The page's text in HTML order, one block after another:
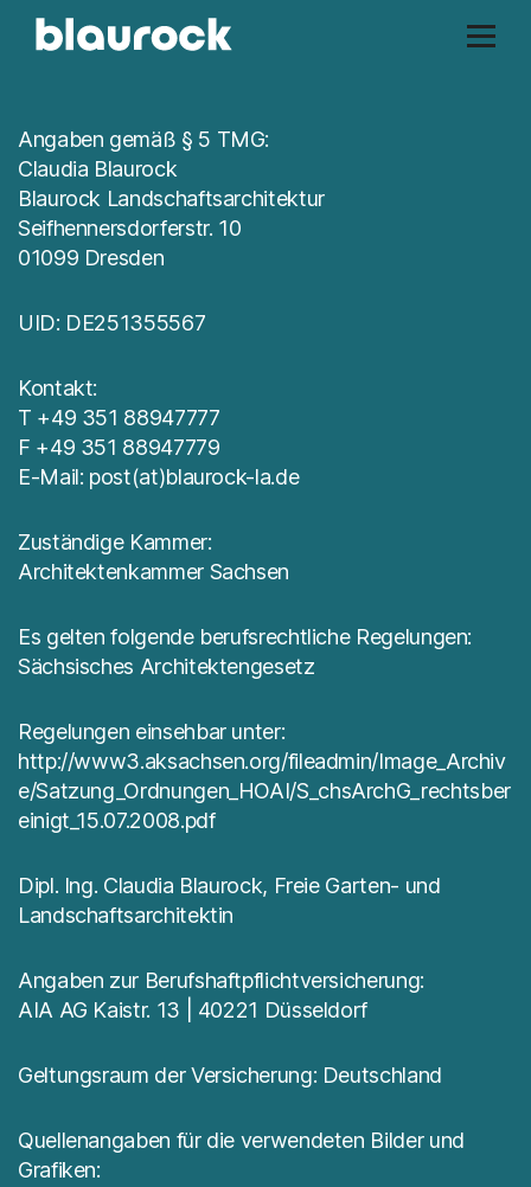
Angaben gemäß § 5 TMG:
Claudia Blaurock
Blaurock Landschaftsarchitektur
Seifhennersdorferstr. 10
01099 Dresden
UID: DE251355567
Kontakt:
T +49 351 88947777
F +49 351 88947779
E-Mail: post(at)blaurock-la.de
Zuständige Kammer:
Architektenkammer Sachsen
Es gelten folgende berufsrechtliche Regelungen:
Sächsisches Architektengesetz
Regelungen einsehbar unter:
http://www3.aksachsen.org/fileadmin/Image_Archiv
e/Satzung_Ordnungen_HOAI/S_chsArchG_rechtsber
einigt_15.07.2008.pdf
Dipl. Ing. Claudia Blaurock, Freie Garten- und
Landschaftsarchitektin
Angaben zur Berufshaftpflichtversicherung:
AIA AG Kaistr. 13 | 40221 Düsseldorf
Geltungsraum der Versicherung: Deutschland
Quellenangaben für die verwendeten Bilder und
Grafiken: